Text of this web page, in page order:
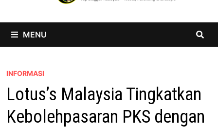
MENU
INFORMASI
Lotus’s Malaysia Tingkatkan
Kebolehpasaran PKS dengan